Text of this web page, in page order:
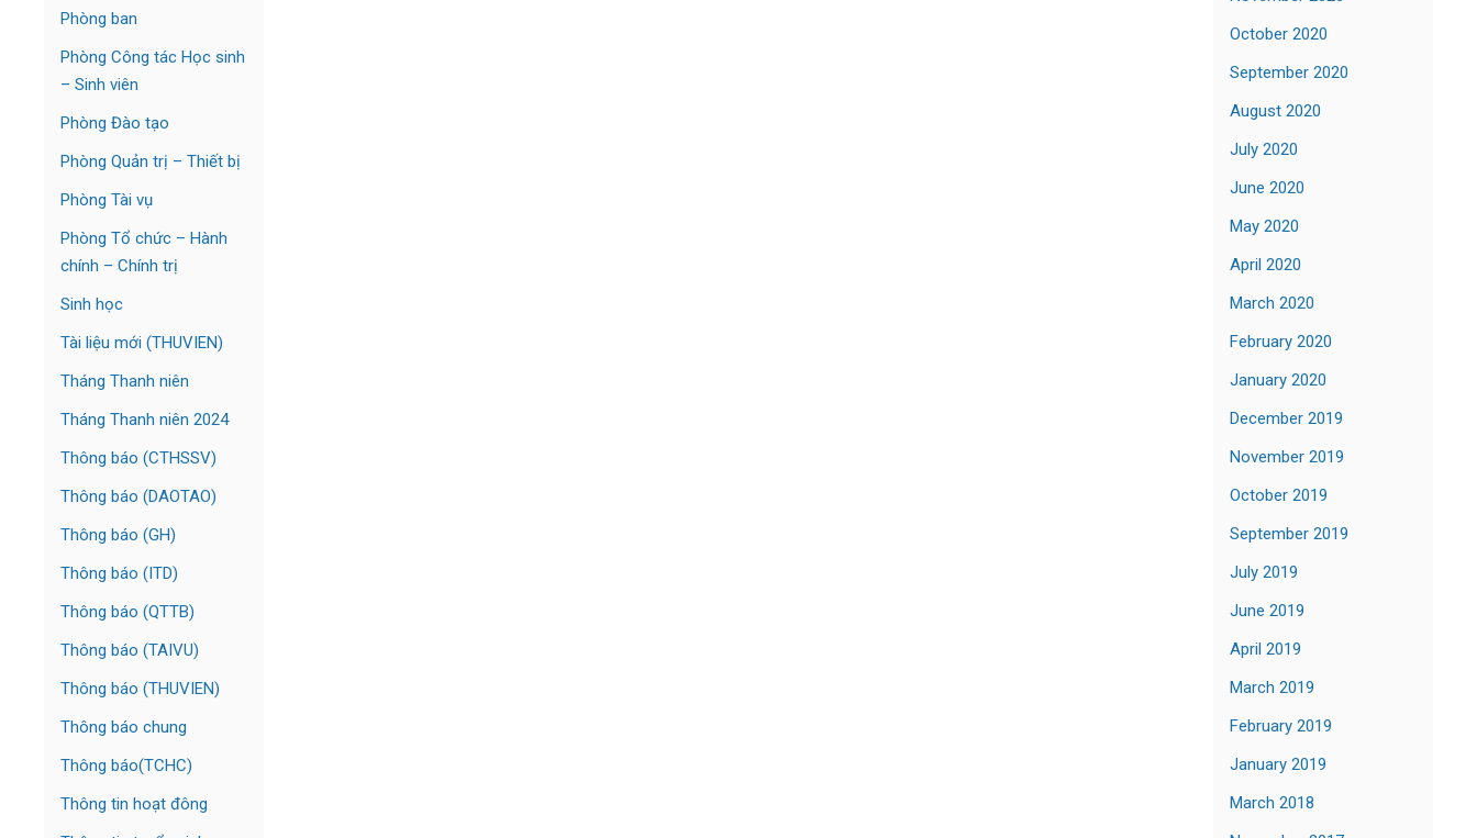
Phòng ban
Phòng Công tác Học sinh
– Sinh viên
Phòng Đào tạo
Phòng Quản trị – Thiết bị
Phòng Tài vụ
Phòng Tổ chức – Hành
chính – Chính trị
Sinh học
Tài liệu mới (THUVIEN)
Tháng Thanh niên
Tháng Thanh niên 2024
Thông báo (CTHSSV)
Thông báo (DAOTAO)
Thông báo (GH)
Thông báo (ITD)
Thông báo (QTTB)
Thông báo (TAIVU)
Thông báo (THUVIEN)
Thông báo chung
Thông báo(TCHC)
Thông tin hoạt đông
October 2020
September 2020
August 2020
July 2020
June 2020
May 2020
April 2020
March 2020
February 2020
January 2020
December 2019
November 2019
October 2019
September 2019
July 2019
June 2019
April 2019
March 2019
February 2019
January 2019
March 2018